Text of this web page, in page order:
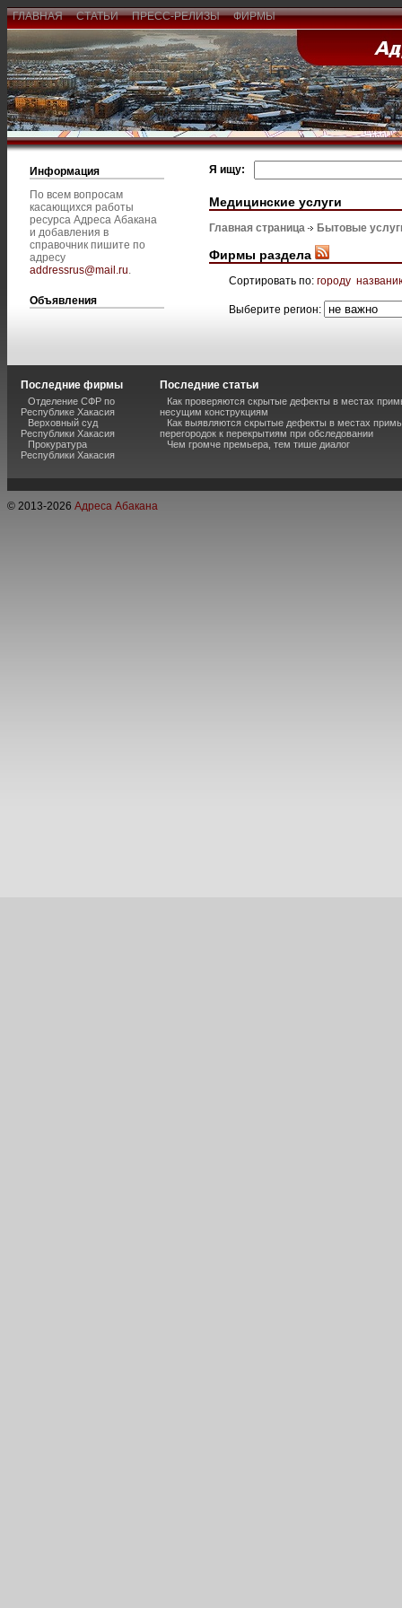
ГЛАВНАЯ СТАТЬИ ПРЕСС-РЕЛИЗЫ ФИРМЫ
Информация
По всем вопросам
касающихся работы
ресурса Адреса Абакана
и добавления в
справочник пишите по
адресу
addressrus@mail.ru.
Объявления
Я ищу:
Медицинские услуги
Главная страница Бытовые
Фирмы раздела
Сортировать по: городу
Выберите регион:
Последние фирмы
Отделение СФР по
Республике Хакасия
Верховный суд
Республики Хакасия
Прокуратура
Республики Хакасия
Последние статьи
Как проверяются скрытые дефекты в местах
несущим конструкциям
Как выявляются скрытые дефекты в местах
перегородок к перекрытиям при обследовании
Чем громче премьера, тем тише диалог
© 2013-2026 Адреса Абакана